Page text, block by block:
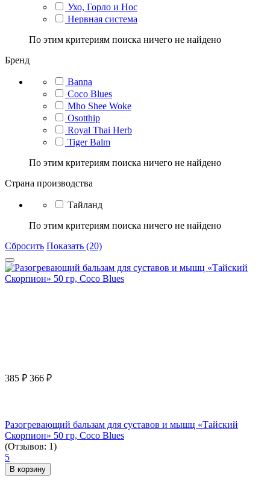
Ухо, Горло и Нос
Нервная система
По этим критериям поиска ничего не найдено
Бренд
Banna
Coco Blues
Mho Shee Woke
Osotthip
Royal Thai Herb
Tiger Balm
По этим критериям поиска ничего не найдено
Страна производства
Тайланд
По этим критериям поиска ничего не найдено
Сбросить Показать (20)
385 ₽ 366 ₽
Разогревающий бальзам для суставов и мышц «Тайский
Скорпион» 50 гр, Coco Blues
(Отзывов: 1)
5
В корзину